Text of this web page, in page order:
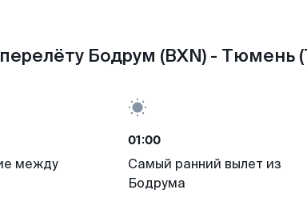
Бодрум (BXN) - Тюмень
между
01:00
Самый ранний вылет из
Бодрума